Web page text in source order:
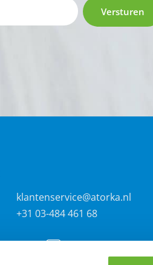
Versturen
klantenservice@atorka.nl
+31 03-484 461 68